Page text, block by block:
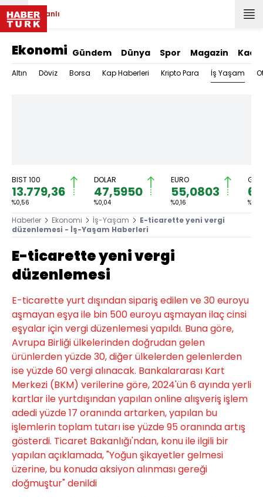
Canlı
Ekonomi Gündem Dünya Spor Magazin
Altın Döviz Borsa Kap Haberleri Kripto Para İş Yaşam
BIST 100
13.779,36
%0,56
DOLAR
47,5950
%0,04
EURO
55,0803
%0,16
Haberler Ekonomi İş-Yaşam
E-ticarette yeni vergi
düzenlemesi - İş-Yaşam Haberleri
E-ticarette yeni vergi
düzenlemesi
E-ticarette yurt dışından sipariş edilen ve 30 euroyu
aşmayan eşya ile bin 500 euroyu aşmayan ilaç cinsi
eşyalar için vergi düzenlemesi yapıldı. Buna göre,
Avrupa Birliği ülkelerinden doğrudan gelen
ürünlerden yüzde 30, diğer ülkelerden gelenlerden
ise yüzde 60 vergi alınacak. Bankalararası Kart
Merkezi (BKM) verilerine göre, 2024'ün 6 ayında yerli
kartlar ile yurtdışından yapılan online alışveriş işlem
adedi yüzde 17 oranında artarken, yapılan bu
işlemlerin toplam tutarı ise yüzde 95 oranında artış
gösterdi. Ticaret Bakanlığı'ndan, konu ile ilgili bir
yapılan açıklamada, "Yoğun şikayetler gelmesi
üzerine, bu konuda aksiyon alınması gereği
doğmuştur" denildi